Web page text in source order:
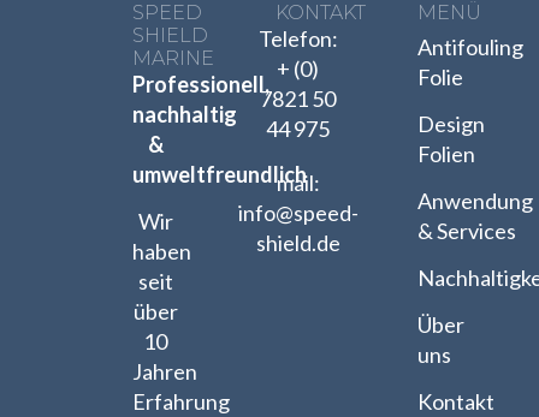
SPEED
SHIELD
MARINE
Professionell,
nachhaltig
&
umweltfreundlich
Wir
haben
seit
über
10
Jahren
Erfahrung
KONTAKT
Telefon:
+ (0)
7821 50
44 975
mail:
info@speed-
shield.de
MENÜ
Antifouling
Folie
Design
Folien
Anwendung
& Services
Über
uns
Kontakt